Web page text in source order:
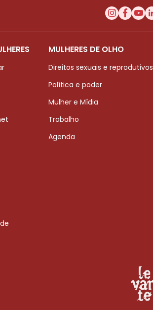
MULHERES DE OLHO
Direitos sexuais e reprodutivos
Política e poder
Mulher e Mídia
Trabalho
Agenda